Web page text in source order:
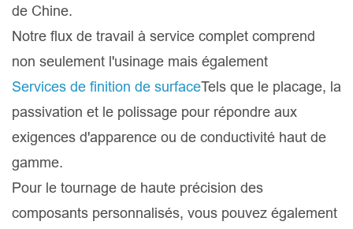
de Chine.
Notre flux de travail à service complet comprend
non seulement l'usinage mais également
Services de finition de surfaceTels que le placage, la
passivation et le polissage pour répondre aux
exigences d'apparence ou de conductivité haut de
gamme.
Pour le tournage de haute précision des
composants personnalisés, vous pouvez également